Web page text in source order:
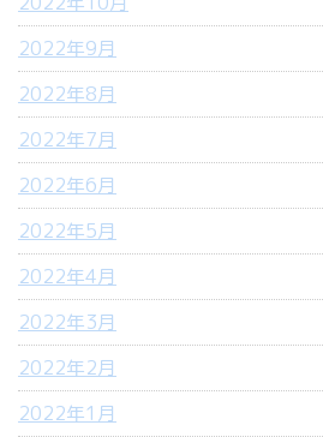
2022年9月
2022年8月
2022年7月
2022年6月
2022年5月
2022年4月
2022年3月
2022年2月
2022年1月